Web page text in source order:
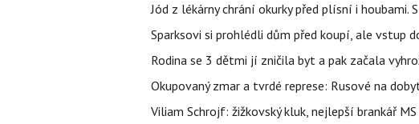
Jód z lékárny chrání okurky před plísní i
Sparksovi si prohlédli dům před koupí, ale
Rodina se 3 dětmi jí zničila byt a pak začala
Okupovaný zmar a tvrdé represe: Rusové na
Viliam Schrojf: žižkovský kluk, nejlepší brankář